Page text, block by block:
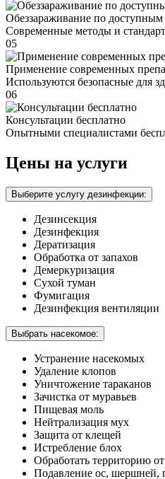
Обеззараживание по
Современные методы и
05
Применение современных
Используются безопасные для
06
Консультации бесплатно
Опытными специалистами
Цены на услуги
Выберите услугу дезинфекции:
Дезинсекция
Дезинфекция
Дератизация
Обработка от запахов
Демеркуризация
Сухой туман
Фумигация
Дезинфекция вентиляции
Выбрать насекомое:
Устранение насекомых
Удаление клопов
Уничтожение тараканов
Зачистка от муравьев
Пищевая моль
Нейтрализация мух
Защита от клещей
Истребление блох
Обработать территорию
Подавление ос, шершней,